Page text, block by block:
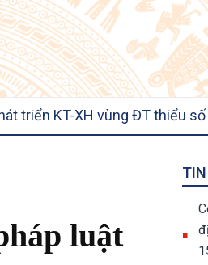
triển KT-XH vùng ĐT thiểu
luật